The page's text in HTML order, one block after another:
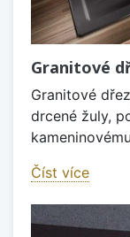
Granitové
Granitové
drcené žuly,
Číst více